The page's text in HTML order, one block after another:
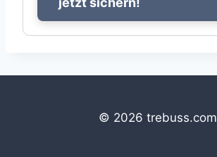
© 2026 trebuss.com